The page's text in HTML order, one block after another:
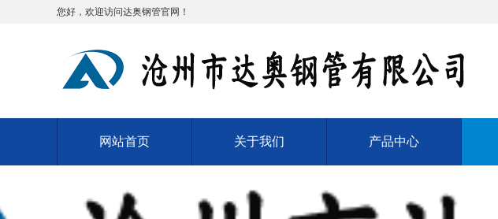
您好，欢迎访问达奥钢管官网！
网站首页 关于我们 产品中心